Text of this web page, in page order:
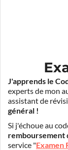
J'apprends le
experts de mon
assistant de
général !
Si j'échoue au
remboursement
service "Examen